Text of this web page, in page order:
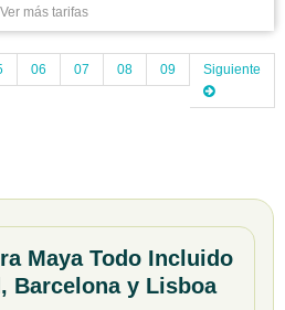
Ver más tarifas
06 07 08 09 Siguiente
Maya Todo Incluido
Barcelona y Lisboa